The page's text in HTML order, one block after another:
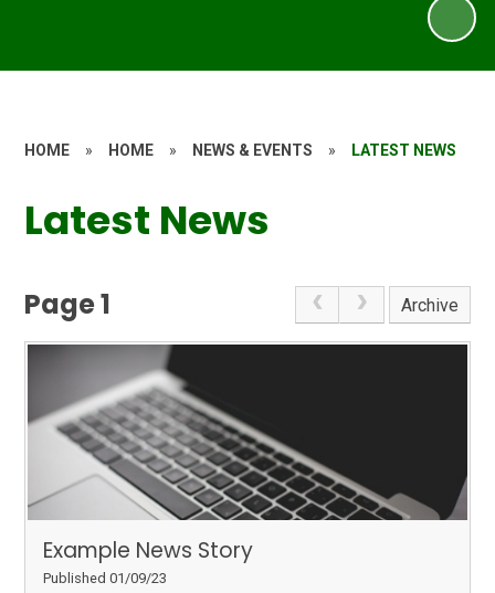
HOME » HOME » NEWS & EVENTS » LATEST NEWS
Latest News
Page 1 Archive
Example News Story
Published 01/09/23